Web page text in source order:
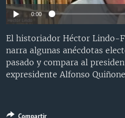
VENEZUELA
BRASIL
NICARAGUA
ECONOMÍA
ENTRETENIMIENTO Y CULTURA
DEPORTES
CIENCIA Y SALUD
MULTIMEDIA
VIDEOS
AUDIOS
PROGRAMAS TV
EL MUNDO AL DÍA
FORO INTERAMERICANO
VISIÓN 360
AVANCE INFORMATIVO
AUDIONOTICIAS
DIRECT
DOCUMENTALES DE LA VOA
0:00
El historiador Héctor Lindo-
narra algunas anécdotas
pasado y compara al
expresidente Alfonso
Compartir